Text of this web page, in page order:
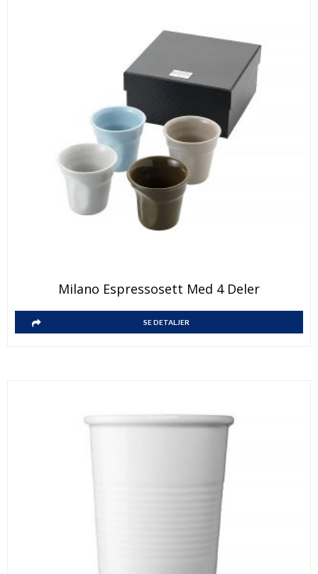
Milano Espressosett Med 4 Deler
SE DETALJER